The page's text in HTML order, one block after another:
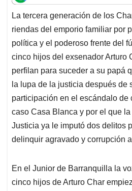
t
s
A
p
p
e
b
o
o
k
k
e
d
I
n
i
l
e
a
d
s
La tercera generación de los
riendas del emporio familiar por
política y el poderoso frente del
cinco hijos del exsenador Arturo
perfilan para suceder a su papá
la lupa de la justicia después de
participación en el escándalo de
caso Casa Blanca y por el que
Justicia ya le imputó dos delitos
delinquir agravado y corrupción
En el Junior de Barranquilla la
cinco hijos de Arturo Char